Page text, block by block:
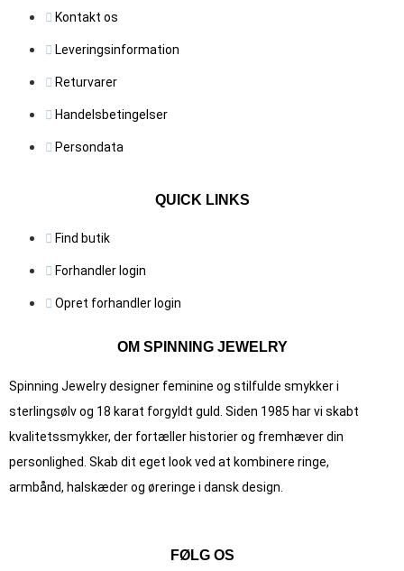
Kontakt os
Leveringsinformation
Returvarer
Handelsbetingelser
Persondata
QUICK LINKS
Find butik
Forhandler login
Opret forhandler login
OM SPINNING JEWELRY
Spinning Jewelry designer feminine og stilfulde smykker i
sterlingsølv og 18 karat forgyldt guld. Siden 1985 har vi skabt
kvalitets­smykker, der fortæller historier og fremhæver din
personlighed. Skab dit eget look ved at kombinere ringe,
armbånd, halskæder og øreringe i dansk design.
FØLG OS